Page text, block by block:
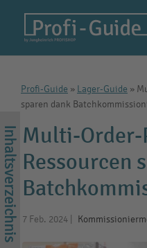
Profi-Guide » Lager-Guide »
sparen dank
Multi-Order-
Ressourcen
7 Feb. 2024